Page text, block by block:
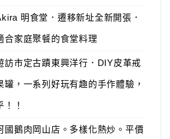
明食堂．遷移新址全新開張．
合家庭聚餐的食堂料理
訪市定古蹟東興洋行．DIY皮革戒
罐，一系列好玩有趣的手作體驗，
！
國鵝肉岡山店。多樣化熱炒。平價